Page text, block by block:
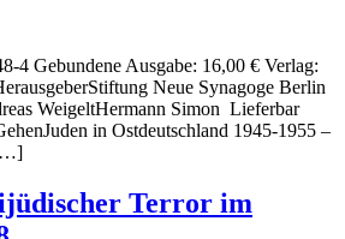
4 Gebundene Ausgabe: 16,00 € Verlag:
Neue Synagoge Berlin
WeigeltHermann Simon Lieferbar
in Ostdeutschland 1945-1955 –
Terror im